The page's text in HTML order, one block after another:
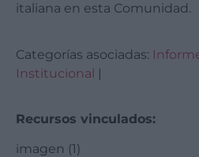
italiana en esta Comunidad.
Categorías asociadas:
Institucional |
Recursos vinculados:
imagen (1)